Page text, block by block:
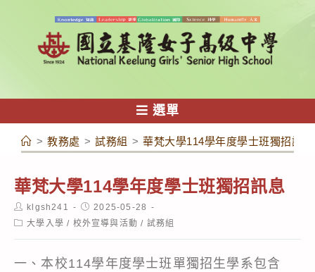
容
選單
> 教務處 > 試務組 > 華梵大學114學年度學士班獨招訊息
華梵大學114學年度學士班獨招訊息
Post
author:
klgsh241
Post
published:
2025-05-28
Post大學入學 / 校外宣導與活動 / 試務組
一、本校114學年度學士班單獨招生學系包含